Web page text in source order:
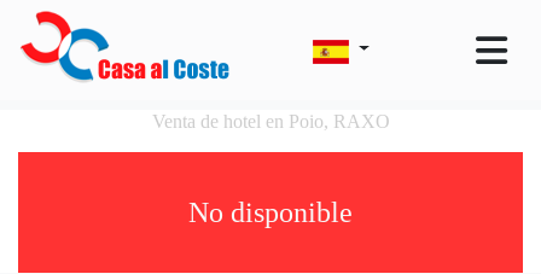
Venta de hotel en Poio, RAXO
No disponible